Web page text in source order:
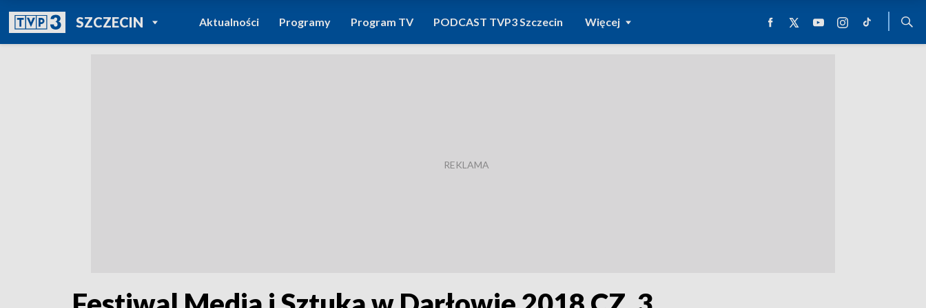
SZCZECINPOWRÓT DO
TVP REGIONY
Aktualności Programy Program TV PODCAST TVP3 Szczecin Więcej